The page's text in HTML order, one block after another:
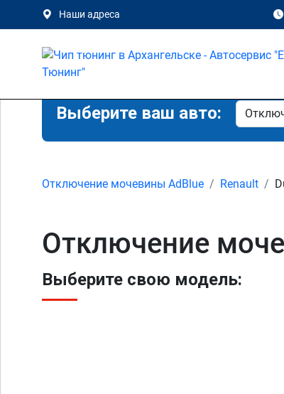
Наши адреса
Выберите ваш авто:
Отключение мочевины AdBlue Renault
Отключение
Выберите свою модель: